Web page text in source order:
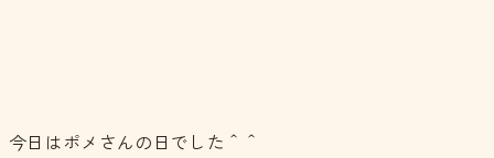
今日はポメさんの日でした＾＾